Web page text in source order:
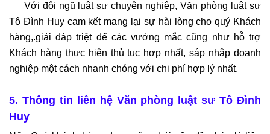
Với đội ngũ luật sư chuyên nghiệp, Văn phòng luật sư
Tô Đình Huy cam kết mang lại sự hài lòng cho quý Khách
hàng,.giải đáp triệt để các vướng mắc cũng như hỗ trợ
Khách hàng thực hiện thủ tục hợp nhất, sáp nhập doanh
nghiệp một cách nhanh chóng với chi phí hợp lý nhất.
5. Thông tin liên hệ Văn phòng luật sư Tô Đình
Huy